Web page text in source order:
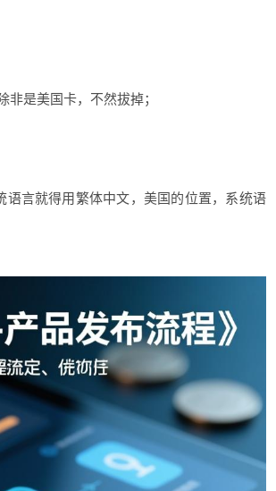
是美国卡，不然拔掉；
言就得用繁体中文，美国的位置，系统语